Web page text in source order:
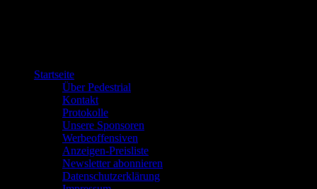
Startseite
Über Pedestrial
Kontakt
Protokolle
Unsere Sponsoren
Werbeoffensiven
Anzeigen-Preisliste
Newsletter abonnieren
Datenschutzerklärung